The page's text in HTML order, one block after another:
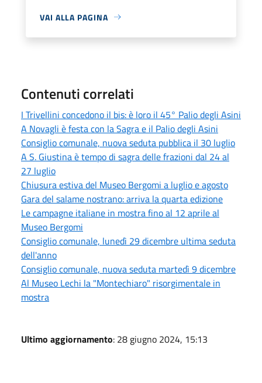
VAI ALLA PAGINA
Contenuti correlati
I Trivellini concedono il bis: è loro il 45° Palio degli Asini
A Novagli è festa con la Sagra e il Palio degli Asini
Consiglio comunale, nuova seduta pubblica il 30 luglio
A S. Giustina è tempo di sagra delle frazioni dal 24 al
27 luglio
Chiusura estiva del Museo Bergomi a luglio e agosto
Gara del salame nostrano: arriva la quarta edizione
Le campagne italiane in mostra fino al 12 aprile al
Museo Bergomi
Consiglio comunale, lunedì 29 dicembre ultima seduta
dell'anno
Consiglio comunale, nuova seduta martedì 9 dicembre
Al Museo Lechi la "Montechiaro" risorgimentale in
mostra
Ultimo aggiornamento: 28 giugno 2024, 15:13